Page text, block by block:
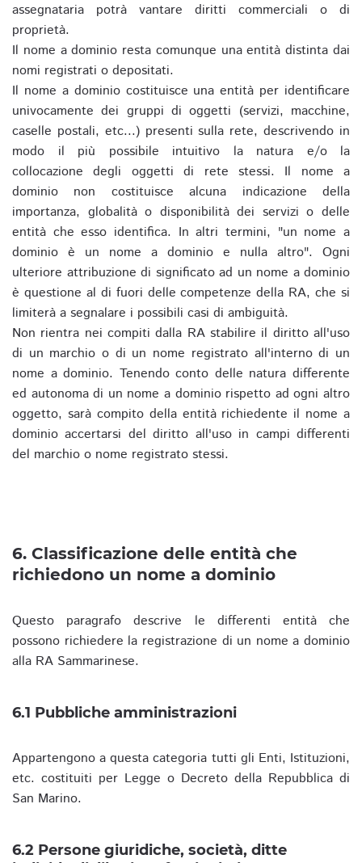
assegnataria potrà vantare diritti commerciali o di
proprietà.
Il nome a dominio resta comunque una entità distinta dai
nomi registrati o depositati.
Il nome a dominio costituisce una entità per identificare
univocamente dei gruppi di oggetti (servizi, macchine,
caselle postali, etc...) presenti sulla rete, descrivendo in
modo il più possibile intuitivo la natura e/o la
collocazione degli oggetti di rete stessi. Il nome a
dominio non costituisce alcuna indicazione della
importanza, globalità o disponibilità dei servizi o delle
entità che esso identifica. In altri termini, "un nome a
dominio è un nome a dominio e nulla altro". Ogni
ulteriore attribuzione di significato ad un nome a dominio
è questione al di fuori delle competenze della RA, che si
limiterà a segnalare i possibili casi di ambiguità.
Non rientra nei compiti dalla RA stabilire il diritto all'uso
di un marchio o di un nome registrato all'interno di un
nome a dominio. Tenendo conto delle natura differente
ed autonoma di un nome a dominio rispetto ad ogni altro
oggetto, sarà compito della entità richiedente il nome a
dominio accertarsi del diritto all'uso in campi differenti
del marchio o nome registrato stessi.
6. Classificazione delle entità che
richiedono un nome a dominio
Questo paragrafo descrive le differenti entità che
possono richiedere la registrazione di un nome a dominio
alla RA Sammarinese.
6.1 Pubbliche amministrazioni
Appartengono a questa categoria tutti gli Enti, Istituzioni,
etc. costituiti per Legge o Decreto della Repubblica di
San Marino.
6.2 Persone giuridiche, società, ditte